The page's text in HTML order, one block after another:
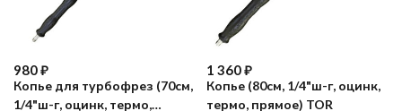
980₽
Копье для турбофрез (70см,
1/4"ш-г, оцинк, термо,
1 360₽
Копье (80см, 1/4"ш-г, оцинк,
термо, прямое) TOR